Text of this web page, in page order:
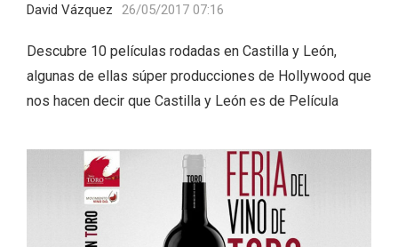
David Vázquez 26/05/2017 07:16
Descubre 10 películas rodadas en Castilla y León,
algunas de ellas súper producciones de Hollywood que
nos hacen decir que Castilla y León es de Película
Fiesta de los Fueros 2026 de Sepúlveda
y Feria de Artesanía